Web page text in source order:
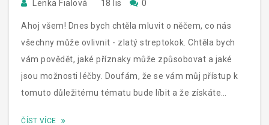
Lenka Fialová 18 lis 0
Ahoj všem! Dnes bych chtěla mluvit o něčem, co nás
všechny může ovlivnit - zlatý streptokok. Chtěla bych
vám povědět, jaké příznaky může způsobovat a jaké
jsou možnosti léčby. Doufám, že se vám můj přístup k
tomuto důležitému tématu bude líbit a že získáte
ČÍST VÍCE